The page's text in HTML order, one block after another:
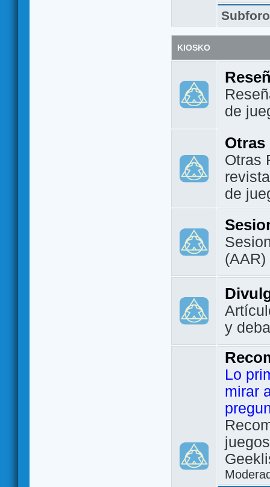
KIOSKO
de
Otras
Otras
de
(AAR)
y
Lo
mirar